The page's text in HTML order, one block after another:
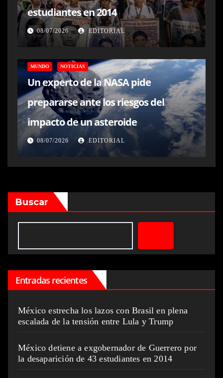
estudiantes en 2014
08/07/2026 EDITORIAL
MUNDO NOTICIAS
Un experto de la NASA pide
prepararse ante los riesgos del
impacto de un asteroide
08/07/2026 EDITORIAL
Buscar
Entradas recientes
México estrecha los lazos con Brasil en plena
escalada de la tensión entre Lula y Trump
México detiene a exgobernador de Guerrero por
la desaparición de 43 estudiantes en 2014